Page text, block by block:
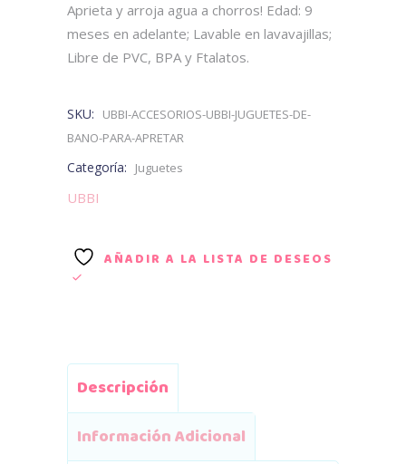
Aprieta y arroja agua a chorros! Edad: 9
meses en adelante; Lavable en lavavajillas;
Libre de PVC, BPA y Ftalatos.
SKU:
UBBI-ACCESORIOS-UBBI-JUGUETES-DE-
BANO-PARA-APRETAR
Categoría: Juguetes
UBBI
AÑADIR A LA LISTA DE DESEOS
Descripción
Información Adicional